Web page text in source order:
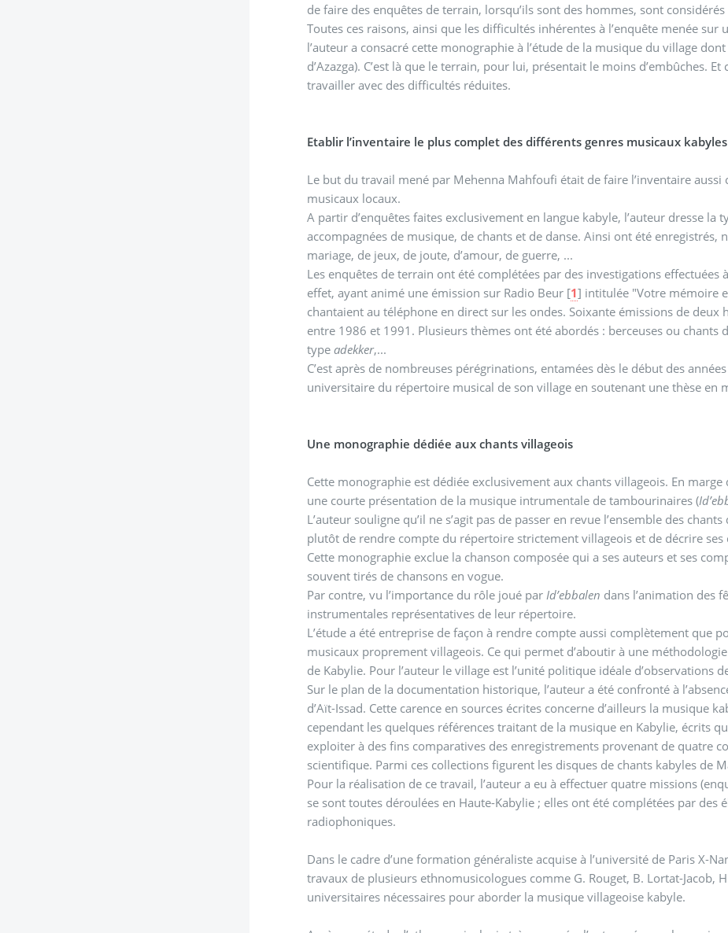
de faire des enquêtes de terrain, lorsqu’ils sont des hommes, sont
Toutes ces raisons, ainsi que les difficultés inhérentes à l’enquête menée sur un terrain miné et difficile d’accès, ont fait que
l’auteur a consacré cette monographie à l’étude de la musique du village
d’Azazga). C’est là que le terrain, pour lui, présentait le moins d’embûches.
travailler avec des difficultés réduites.
Etablir l’inventaire le plus complet des différents genres musicaux kabyles
Le but du travail mené par Mehenna Mahfoufi était de faire l’inventaire
musicaux locaux.
A partir d’enquêtes faites exclusivement en langue kabyle, l’auteur dresse la
accompagnées de musique, de chants et de danse. Ainsi ont été enregistrés,
mariage, de jeux, de joute, d’amour, de guerre, ...
Les enquêtes de terrain ont été complétées par des investigations
effet, ayant animé une émission sur Radio Beur [1] intitulée "Votre mémoire
chantaient au téléphone en direct sur les ondes. Soixante émissions de deux
entre 1986 et 1991. Plusieurs thèmes ont été abordés : berceuses ou chants
typeadekker,...
C’est après de nombreuses pérégrinations, entamées dès le début des
universitaire du répertoire musical de son village en soutenant une thèse en
Une monographie dédiée aux chants villageois
Cette monographie est dédiée exclusivement aux chants villageois. En
une courte présentation de la musique intrumentale de tambourinaires (
L’auteur souligne qu’il ne s’agit pas de passer en revue l’ensemble des
plutôt de rendre compte du répertoire strictement villageois et de décrire
Cette monographie exclue la chanson composée qui a ses auteurs et ses
souvent tirés de chansons en vogue.
Par contre, vu l’importance du rôle joué par Id’ebbalen dans l’animation des
instrumentales représentatives de leur répertoire.
L’étude a été entreprise de façon à rendre compte aussi complètement que
musicaux proprement villageois. Ce qui permet d’aboutir à une
de Kabylie. Pour l’auteur le village est l’unité politique idéale d’observations
Sur le plan de la documentation historique, l’auteur a été confronté à
d’Aït-Issad. Cette carence en sources écrites concerne d’ailleurs la musique
cependant les quelques références traitant de la musique en Kabylie, écrits
exploiter à des fins comparatives des enregistrements provenant de quatre
scientifique. Parmi ces collections figurent les disques de chants kabyles de
Pour la réalisation de ce travail, l’auteur a eu à effectuer quatre missions (enquêtes de terrain) entre 1982
se sont toutes déroulées en Haute-Kabylie ; elles ont été complétées par des
radiophoniques.
Dans le cadre d’une formation généraliste acquise à l’université de Paris X-
travaux de plusieurs ethnomusicologues comme G. Rouget, B. Lortat-Jacob,
universitaires nécessaires pour aborder la musique villageoise kabyle.